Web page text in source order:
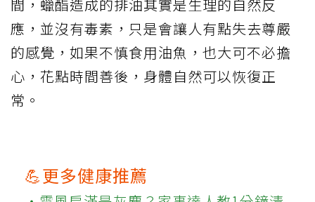
間，蠟酯造成的排油其實是生理的自然反
應，並沒有毒素，只是會讓人有點失去尊嚴
的感覺，如果不慎食用油魚，也大可不必擔
心，花點時間善後，身體自然可以恢復正
常。
💪更多健康推薦